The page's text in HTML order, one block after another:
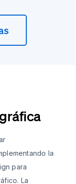
la
para
La